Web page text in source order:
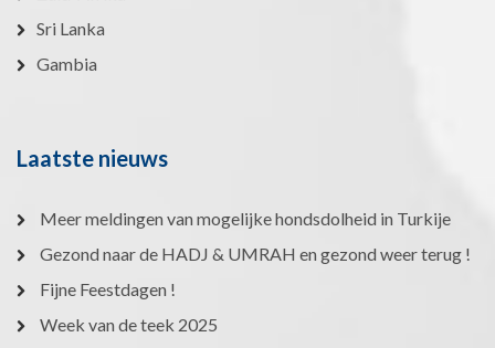
Sri Lanka
Gambia
Laatste nieuws
Meer meldingen van mogelijke hondsdolheid in Turkije
Gezond naar de HADJ & UMRAH en gezond weer terug !
Fijne Feestdagen !
Week van de teek 2025